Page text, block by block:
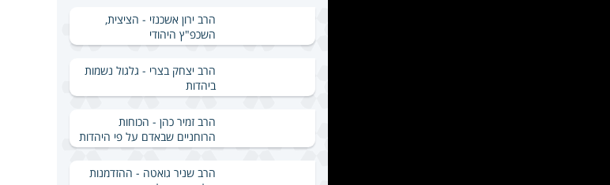
הרב ירון אשכנזי - הציצית,
השכפ"ץ היהודי
הרב יצחק בצרי - גלגול נשמות
ביהדות
הרב זמיר כהן - הכוחות
הרוחניים שבאדם על פי היהדות
הרב שניר גואטה - ההזדמנות